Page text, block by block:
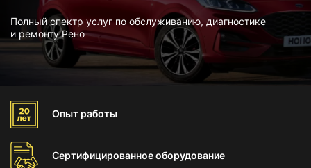
Полный спектр услуг по обслуживанию, диагностике
и ремонту Рено
Опыт работы
Сертифицированноеоборудование